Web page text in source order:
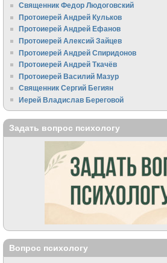
Священник Федор Людоговский
Протоиерей Андрей Кульков
Протоиерей Андрей Ефанов
Протоиерей Алексий Зайцев
Протоиерей Андрей Спиридонов
Протоиерей Андрей Ткачёв
Протоиерей Василий Мазур
Священник Сергий Бегиян
Иерей Владислав Береговой
Задать вопрос психологу
Вопрос психологу